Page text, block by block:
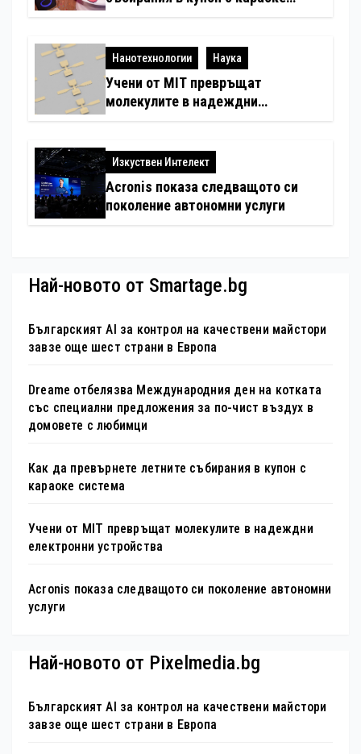
Нанотехнологии Наука
Учени от MIT превръщат
молекулите в надеждни
Изкуствен Интелект
Acronis показа следващото си
поколение автономни услуги
Най-новото от Smartage.bg
Българският AI за контрол на качествени майстори
завзе още шест страни в Европа
Dreame отбелязва Международния ден на котката
със специални предложения за по-чист въздух в
домовете с любимци
Как да превърнете летните събирания в купон с
караоке система
Учени от MIT превръщат молекулите в надеждни
електронни устройства
Acronis показа следващото си поколение автономни
услуги
Най-новото от Pixelmedia.bg
Българският AI за контрол на качествени майстори
завзе още шест страни в Европа